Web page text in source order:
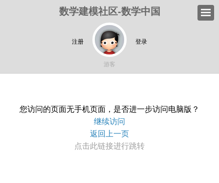
数学建模社区-数学中国
注册 登录
游客
您访问的页面无手机页面，是否进一步访问电脑版？
继续访问
返回上一页
点击此链接进行跳转